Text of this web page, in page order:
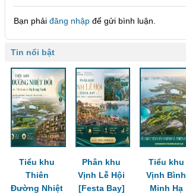
Bạn phải đăng nhập để gửi bình luận.
Tin nổi bật
Tiểu khu
Thiên
Đường Nhiệt
Phân khu
Vịnh Lễ Hội
[Festa Bay]
Tiểu khu
Vịnh Bình
Minh Hạ